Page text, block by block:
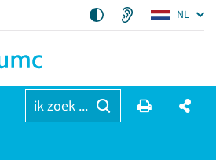
NL
ik zoek ...